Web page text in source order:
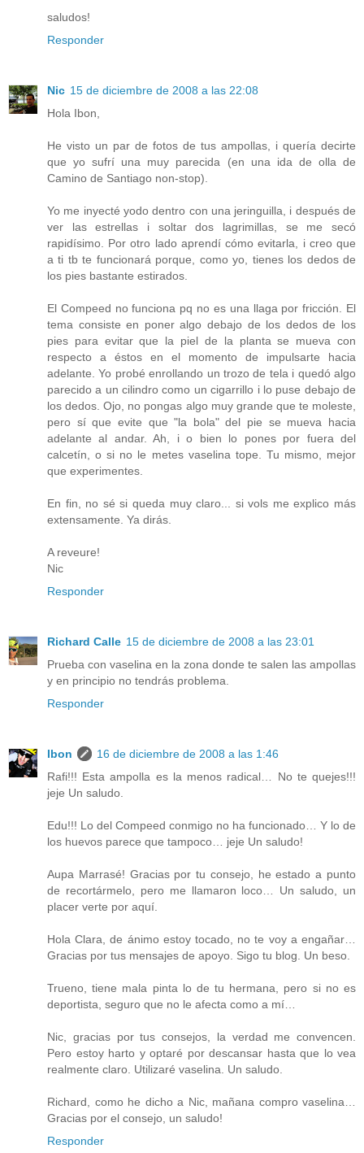
saludos!
Responder
Nic 15 de diciembre de 2008 a las 22:08
Hola Ibon,
He visto un par de fotos de tus ampollas, i quería decirte
que yo sufrí una muy parecida (en una ida de olla de
Camino de Santiago non-stop).
Yo me inyecté yodo dentro con una jeringuilla, i después de
ver las estrellas i soltar dos lagrimillas, se me secó
rapidísimo. Por otro lado aprendí cómo evitarla, i creo que
a ti tb te funcionará porque, como yo, tienes los dedos de
los pies bastante estirados.
El Compeed no funciona pq no es una llaga por fricción. El
tema consiste en poner algo debajo de los dedos de los
pies para evitar que la piel de la planta se mueva con
respecto a éstos en el momento de impulsarte hacia
adelante. Yo probé enrollando un trozo de tela i quedó algo
parecido a un cilindro como un cigarrillo i lo puse debajo de
los dedos. Ojo, no pongas algo muy grande que te moleste,
pero sí que evite que "la bola" del pie se mueva hacia
adelante al andar. Ah, i o bien lo pones por fuera del
calcetín, o si no le metes vaselina tope. Tu mismo, mejor
que experimentes.
En fin, no sé si queda muy claro... si vols me explico más
extensamente. Ya dirás.
A reveure!
Nic
Responder
Richard Calle 15 de diciembre de 2008 a las 23:01
Prueba con vaselina en la zona donde te salen las ampollas
y en principio no tendrás problema.
Responder
Ibon
16 de diciembre de 2008 a las 1:46
Rafi!!! Esta ampolla es la menos radical… No te quejes!!!
jeje Un saludo.
Edu!!! Lo del Compeed conmigo no ha funcionado… Y lo de
los huevos parece que tampoco… jeje Un saludo!
Aupa Marrasé! Gracias por tu consejo, he estado a punto
de recortármelo, pero me llamaron loco… Un saludo, un
placer verte por aquí.
Hola Clara, de ánimo estoy tocado, no te voy a engañar…
Gracias por tus mensajes de apoyo. Sigo tu blog. Un beso.
Trueno, tiene mala pinta lo de tu hermana, pero si no es
deportista, seguro que no le afecta como a mí…
Nic, gracias por tus consejos, la verdad me convencen.
Pero estoy harto y optaré por descansar hasta que lo vea
realmente claro. Utilizaré vaselina. Un saludo.
Richard, como he dicho a Nic, mañana compro vaselina…
Gracias por el consejo, un saludo!
Responder